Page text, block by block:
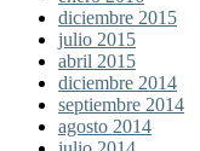
diciembre 2015
julio 2015
abril 2015
diciembre 2014
septiembre 2014
agosto 2014